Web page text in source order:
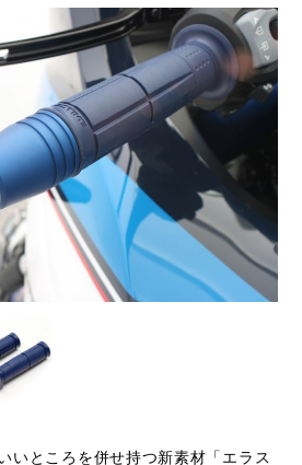
KTM TRIUMPH
閉じる
いところを併せ持つ新素材「エラス